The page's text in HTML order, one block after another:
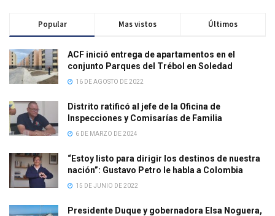
Popular Mas vistos Últimos
ACF inició entrega de apartamentos en el
conjunto Parques del Trébol en Soledad
16 DE AGOSTO DE 2022
Distrito ratificó al jefe de la Oficina de
Inspecciones y Comisarías de Familia
6 DE MARZO DE 2024
“Estoy listo para dirigir los destinos de nuestra
nación”: Gustavo Petro le habla a Colombia
15 DE JUNIO DE 2022
Presidente Duque y gobernadora Elsa Noguera,